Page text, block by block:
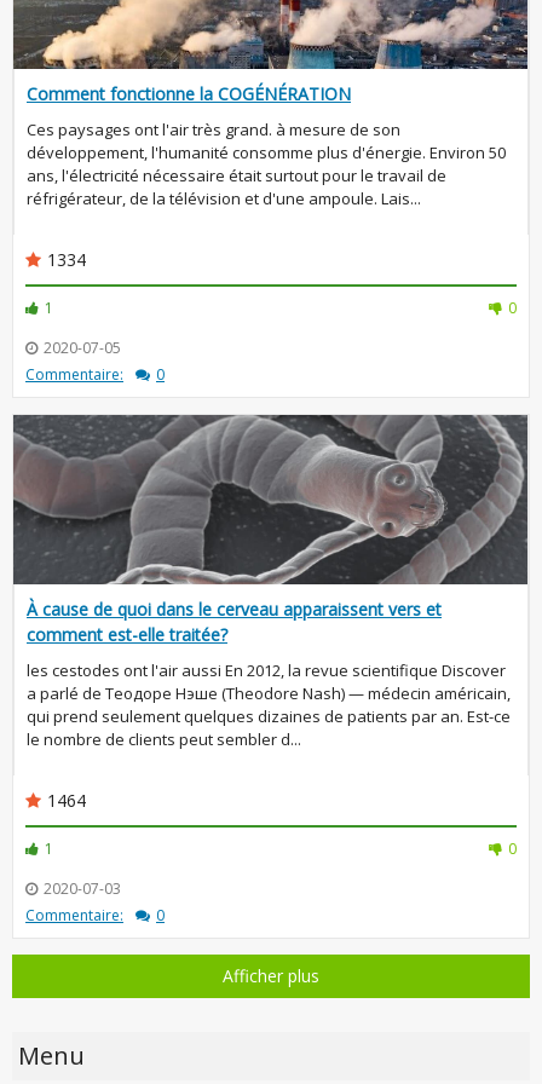
Comment fonctionne la COGÉNÉRATION
Ces paysages ont l'air très grand. à mesure de son
développement, l'humanité consomme plus d'énergie. Environ 50
ans, l'électricité nécessaire était surtout pour le travail de
réfrigérateur, de la télévision et d'une ampoule. Lais...
1334
1
0
2020-07-05
Commentaire:
0
À cause de quoi dans le cerveau apparaissent vers et
comment est-elle traitée?
les cestodes ont l'air aussi En 2012, la revue scientifique Discover
a parlé de Теодоре Нэше (Theodore Nash) — médecin américain,
qui prend seulement quelques dizaines de patients par an. Est-ce
le nombre de clients peut sembler d...
1464
1
0
2020-07-03
Commentaire:
0
Afficher plus
Menu